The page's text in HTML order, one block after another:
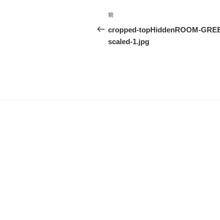
投
稿
ナ
過
去
の
前
cropped-topHiddenROOM-
scaled-1.jpg